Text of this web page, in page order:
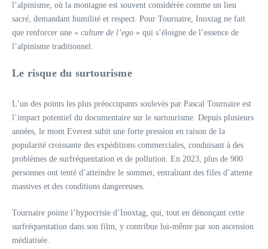
l’alpinisme, où la montagne est souvent considérée comme un lieu
sacré, demandant humilité et respect. Pour Tournaire, Inoxtag ne fait
que renforcer une « culture de l’ego » qui s’éloigne de l’essence de
l’alpinisme traditionnel.
Le risque du surtourisme
L’un des points les plus préoccupants soulevés par Pascal Tournaire est
l’impact potentiel du documentaire sur le surtourisme. Depuis plusieurs
années, le mont Everest subit une forte pression en raison de la
popularité croissante des expéditions commerciales, conduisant à des
problèmes de surfréquentation et de pollution. En 2023, plus de 900
personnes ont tenté d’atteindre le sommet, entraînant des files d’attente
massives et des conditions dangereuses.
Tournaire pointe l’hypocrisie d’Inoxtag, qui, tout en dénonçant cette
surfréquentation dans son film, y contribue lui-même par son ascension
médiatisée.